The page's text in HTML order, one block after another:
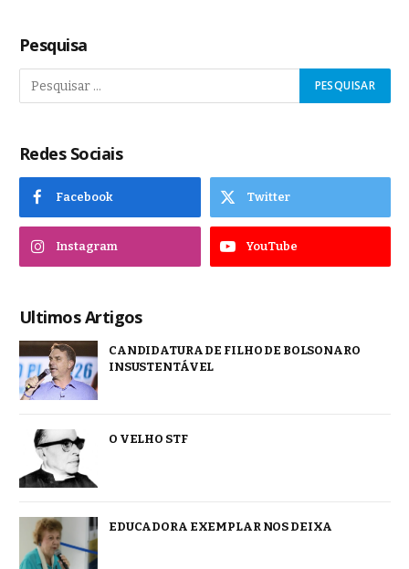
Pesquisa
Redes Sociais
Facebook Twitter
Instagram YouTube
Ultimos Artigos
CANDIDATURA DE FILHO DE BOLSONARO
INSUSTENTÁVEL
O VELHO STF
EDUCADORA EXEMPLAR NOS DEIXA